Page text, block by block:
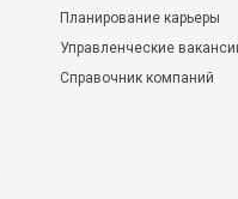
Планирование карьеры
Управленческие
Справочник компаний